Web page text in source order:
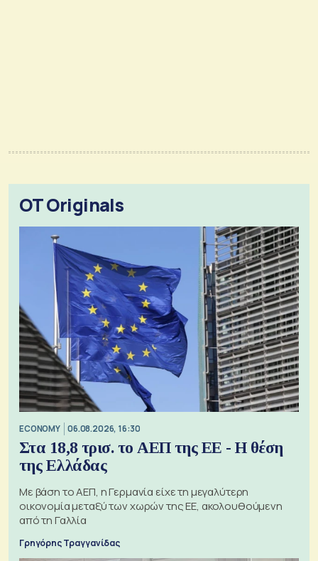
OT Originals
ECONOMY 06.08.2026, 16:30
Στα 18,8 τρισ. το ΑΕΠ της ΕΕ - Η θέση
της Ελλάδας
Με βάση το ΑΕΠ, η Γερμανία είχε τη μεγαλύτερη
οικονομία μεταξύ των χωρών της ΕΕ, ακολουθούμενη
από τη Γαλλία
Γρηγόρης Τραγγανίδας